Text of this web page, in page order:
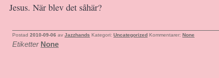
Jesus. När blev det såhär?
Postad 2010-09-06 av Jazzhands Kategori: Uncategorized Kommentarer: None
Etiketter None